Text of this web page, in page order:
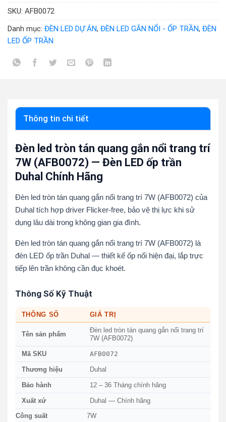
SKU: AFB0072
Danh mục: ĐÈN LED DỰ ÁN, ĐÈN LED GẮN NỔI - ỐP TRẦN, ĐÈN
LED ỐP TRẦN
Thông tin chi tiết
Đèn led tròn tán quang gắn nổi trang trí
7W (AFB0072) — Đèn LED ốp trần
Duhal Chính Hãng
Đèn led tròn tán quang gắn nổi trang trí 7W (AFB0072) của
Duhal tích hợp driver Flicker-free, bảo vệ thị lực khi sử
dụng lâu dài trong không gian gia đình.
Đèn led tròn tán quang gắn nổi trang trí 7W (AFB0072) là
đèn LED ốp trần Duhal — thiết kế ốp nổi hiện đại, lắp trực
tiếp lên trần không cần đục khoét.
Thông Số Kỹ Thuật
THÔNG SỐ GIÁ TRỊ
Tên sản phẩm
Đèn led tròn tán quang gắn nổi trang trí
7W (AFB0072)
Mã SKU AFB0072
Thương hiệu Duhal
Bảo hành 12 – 36 Tháng chính hãng
Xuất xứ Duhal — Chính hãng
Công suất 7W